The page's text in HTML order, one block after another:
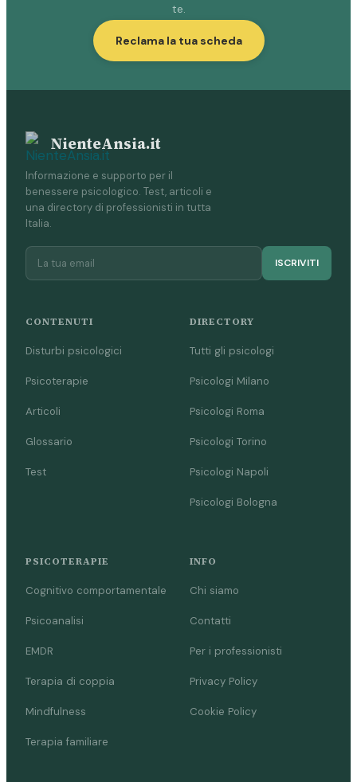
te.
Reclama la tua scheda
NienteAnsia.it
Informazione e supporto per il
benessere psicologico. Test, articoli e
una directory di professionisti in tutta
Italia.
ISCRIVITI
CONTENUTI
Disturbi psicologici
Psicoterapie
Articoli
Glossario
Test
DIRECTORY
Tutti gli psicologi
Psicologi Milano
Psicologi Roma
Psicologi Torino
Psicologi Napoli
Psicologi Bologna
PSICOTERAPIE
Cognitivo comportamentale
Psicoanalisi
EMDR
Terapia di coppia
Mindfulness
Terapia familiare
INFO
Chi siamo
Contatti
Per i professionisti
Privacy Policy
Cookie Policy